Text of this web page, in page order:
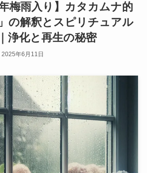
年梅雨入り】カタカムナ的
の解釈とスピリチュアル
浄化と再生の秘密
2025年6月11日